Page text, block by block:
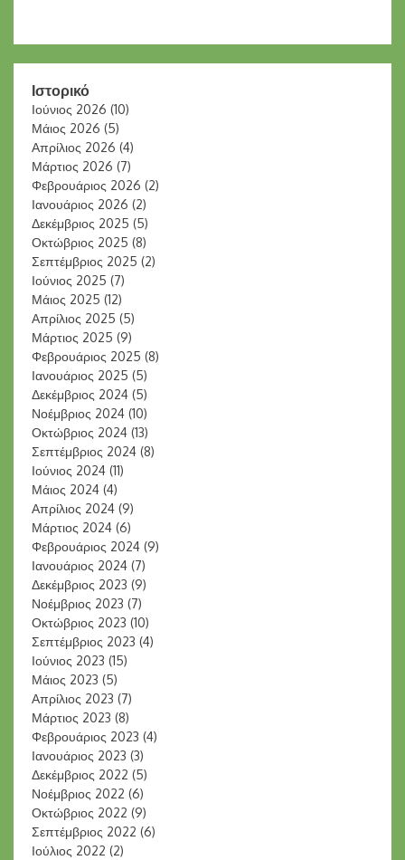
Ιστορικό
Ιούνιος 2026 (10)
Μάιος 2026 (5)
Απρίλιος 2026 (4)
Μάρτιος 2026 (7)
Φεβρουάριος 2026 (2)
Ιανουάριος 2026 (2)
Δεκέμβριος 2025 (5)
Οκτώβριος 2025 (8)
Σεπτέμβριος 2025 (2)
Ιούνιος 2025 (7)
Μάιος 2025 (12)
Απρίλιος 2025 (5)
Μάρτιος 2025 (9)
Φεβρουάριος 2025 (8)
Ιανουάριος 2025 (5)
Δεκέμβριος 2024 (5)
Νοέμβριος 2024 (10)
Οκτώβριος 2024 (13)
Σεπτέμβριος 2024 (8)
Ιούνιος 2024 (11)
Μάιος 2024 (4)
Απρίλιος 2024 (9)
Μάρτιος 2024 (6)
Φεβρουάριος 2024 (9)
Ιανουάριος 2024 (7)
Δεκέμβριος 2023 (9)
Νοέμβριος 2023 (7)
Οκτώβριος 2023 (10)
Σεπτέμβριος 2023 (4)
Ιούνιος 2023 (15)
Μάιος 2023 (5)
Απρίλιος 2023 (7)
Μάρτιος 2023 (8)
Φεβρουάριος 2023 (4)
Ιανουάριος 2023 (3)
Δεκέμβριος 2022 (5)
Νοέμβριος 2022 (6)
Οκτώβριος 2022 (9)
Σεπτέμβριος 2022 (6)
Ιούλιος 2022 (2)